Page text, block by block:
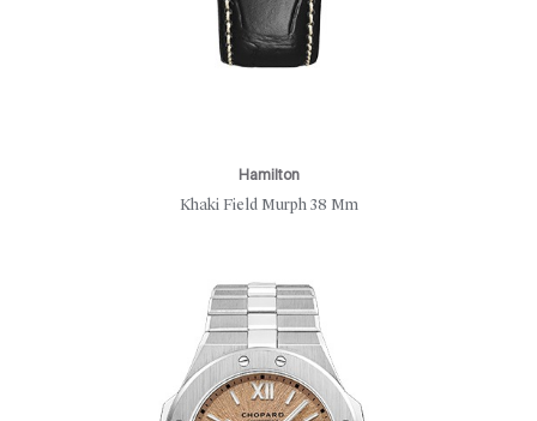
Hamilton
Khaki Field Murph 38 Mm